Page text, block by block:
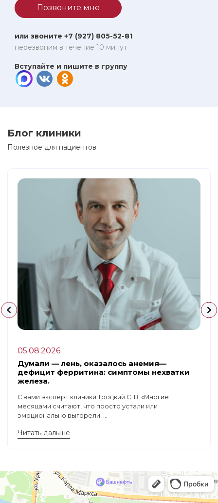
Позвоните мне
или звоните +7 (927) 805-52-81
перезвоним в течение 10 минут
Вступайте и пишите в группу
Блог клиники
Полезное для пациентов
05.08.2026
Думали — лень, оказалось анемия—
дефицит ферритина: симптомы нехватки
железа.
С вами эксперт клиники Троцкий С. В. «Многие
месяцами считают, что просто устали или
эмоционально выгорели. ...
Читать дальше